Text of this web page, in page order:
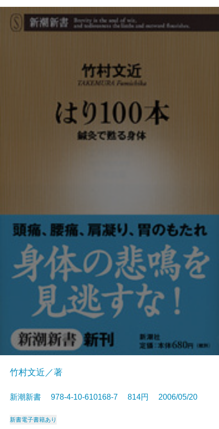
竹村文近／著
新潮新書 978-4-10-610168-7 814円 2006/05/20
新書電子書籍あり